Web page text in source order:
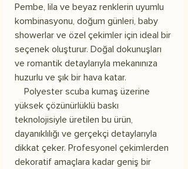
Pembe, lila ve beyaz renklerin uyumlu
kombinasyonu, doğum günleri, baby
showerlar ve özel çekimler için ideal bir
seçenek oluşturur. Doğal dokunuşları
ve romantik detaylarıyla mekanınıza
huzurlu ve şık bir hava katar.
Polyester scuba kumaş üzerine
yüksek çözünürlüklü baskı
teknolojisiyle üretilen bu ürün,
dayanıklılığı ve gerçekçi detaylarıyla
dikkat çeker. Profesyonel çekimlerden
dekoratif amaçlara kadar geniş bir